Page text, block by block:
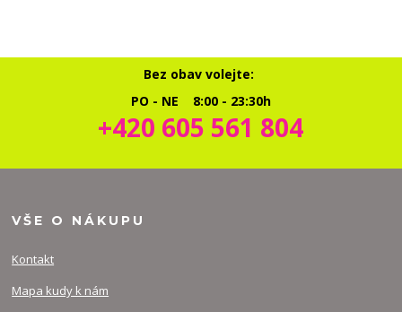
Bez obav volejte:
PO - NE 8:00 - 23:30h
+420 605 561 804
VŠE O NÁKUPU
Kontakt
Mapa kudy k nám